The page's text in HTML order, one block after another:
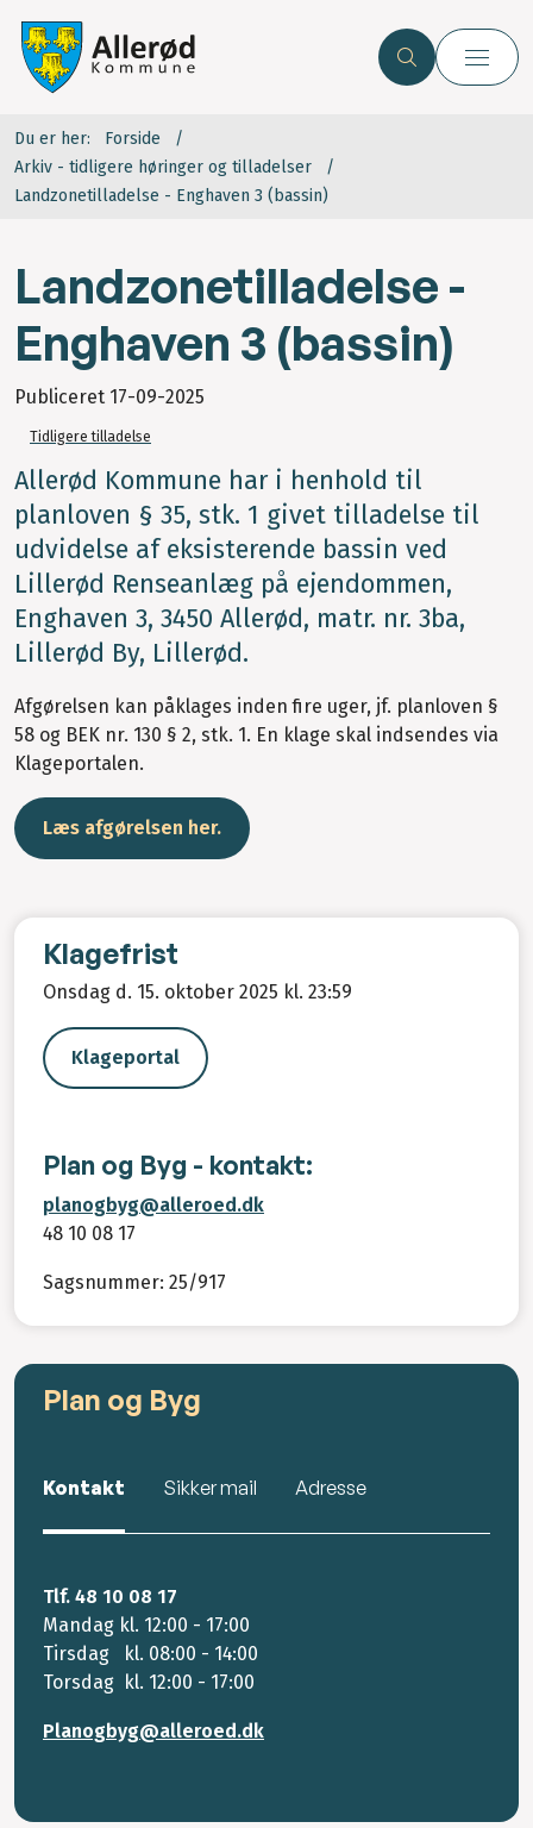
Du er her:
Forside
Arkiv - tidligere høringer og tilladelser
Landzonetilladelse - Enghaven 3 (bassin)
Landzonetilladelse -
Enghaven 3 (bassin)
Publiceret 17-09-2025
Tidligere tilladelse
Allerød Kommune har i henhold til
planloven § 35, stk. 1 givet tilladelse til
udvidelse af eksisterende bassin ved
Lillerød Renseanlæg på ejendommen,
Enghaven 3, 3450 Allerød, matr. nr. 3ba,
Lillerød By, Lillerød.
Afgørelsen kan påklages inden fire uger, jf. planloven §
58 og BEK nr. 130 § 2, stk. 1. En klage skal indsendes via
Klageportalen.
Læs afgørelsen her.
Klagefrist
Onsdag d. 15. oktober 2025 kl. 23:59
Klageportal
Plan og Byg - kontakt:
planogbyg@alleroed.dk
48 10 08 17
Sagsnummer: 25/917
Plan og Byg
Kontakt Sikker mail Adresse
Tlf. 48 10 08 17
Mandag kl. 12:00 - 17:00
Tirsdag kl. 08:00 - 14:00
Torsdag kl. 12:00 - 17:00
Planogbyg@alleroed.dk